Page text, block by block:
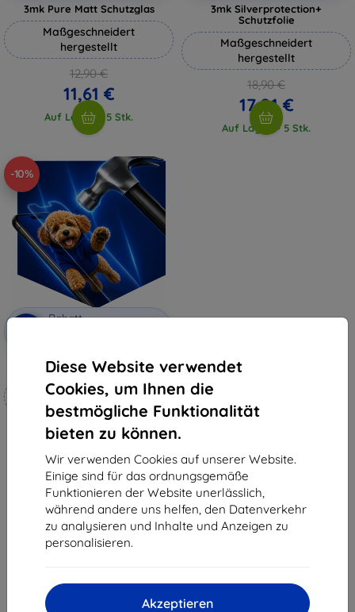
Diese Website verwendet
Cookies, um Ihnen die
bestmögliche Funktionalität
bieten zu können.
Wir verwenden Cookies auf unserer Website.
Einige sind für das ordnungsgemäße
Funktionieren der Website unerlässlich,
während andere uns helfen, den Datenverkehr
zu analysieren und Inhalte und Anzeigen zu
personalisieren.
Akzeptieren
3mk Pure Matt Schutzglas
Maßgeschneidert
hergestellt
12,90 €
11,61 €
Auf Lager > 5 Stk.
3mk Silverprotection+
Schutzfolie
Maßgeschneidert
hergestellt
18,90 €
17,01 €
Auf Lager > 5 Stk.
-10%
Rabatt
3mk Hammer Schutzfolie
Maßgeschneidert
hergestellt
19,90 €
17,91 €
Auf Lager 4 Stk.
vom ganzen5.
«